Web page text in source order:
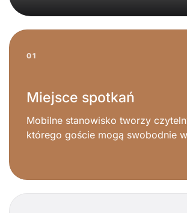
01
Miejsce spotkań
Mobilne stanowisko tworzy
którego goście mogą swobodnie